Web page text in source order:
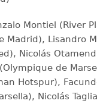
Montiel (River
Madrid), Lisandro
Nicolás
de
Hotspur),
Nicolás